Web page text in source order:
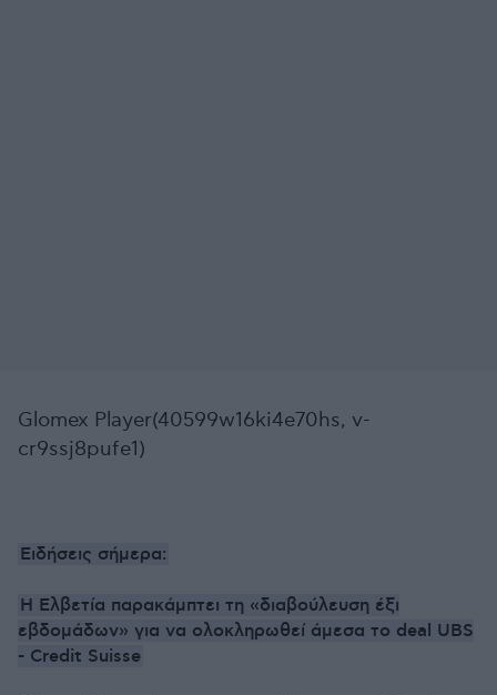
Glomex Player(40599w16ki4e70hs, v-
cr9ssj8pufe1)
Ειδήσεις σήμερα:
Η Ελβετία παρακάμπτει τη «διαβούλευση έξι
εβδομάδων» για να ολοκληρωθεί άμεσα το deal UBS
- Credit Suisse